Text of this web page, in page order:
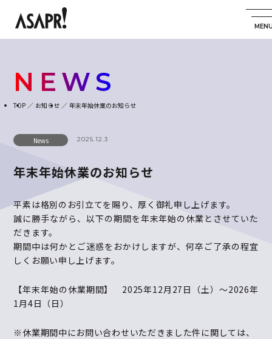
NEWS
TOP お知らせ 年末年始休業のお知らせ
News 2025.12.3
年末年始休業のお知らせ
平素は格別のお引立てを賜り、厚く御礼申し上げます。
誠に勝手ながら、以下の期間を年末年始の休業とさせていた
だきます。
期間中は何かとご迷惑をおかけしますが、何卒ご了承の程宜
しくお願い申し上げます。
【年末年始の休業期間】 2025年12月27日（土）～2026年
1月4日（日）
※休業期間中にお問い合わせいただきました件に関しては、